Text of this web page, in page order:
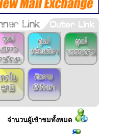
จำนวนผู้เข้าชมทั้งหมด :